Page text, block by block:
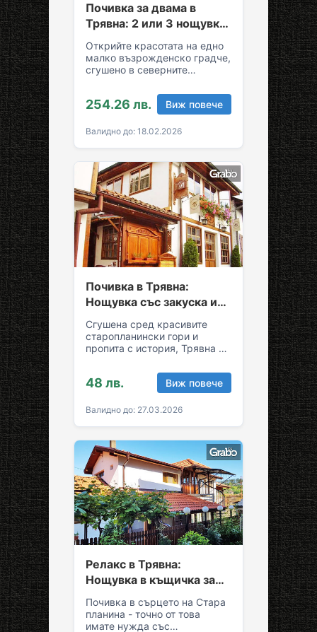
Почивка за двама в
Трявна: 2 или 3 нощувки
със закуски и вечери
Открийте красотата на едно
малко възрожденско градче,
сгушено в северните
За вашия комфортен престой
в Трявна…
254.26 лв. Виж повече
Валидно до: 18.02.2026
Почивка в Трявна:
Нощувка със закуска и
възможност за обяд и
вечеря
Сгушена сред красивите
старопланински гори и
пропита с история, Трявна е
спокойствие и култура!
Грабни ваучер за…
48 лв. Виж повече
Валидно до: 27.03.2026
Релакс в Трявна:
Нощувка в къщичка за
до седем души
Почивка в сърцето на Стара
планина - точно от това
имате нужда със